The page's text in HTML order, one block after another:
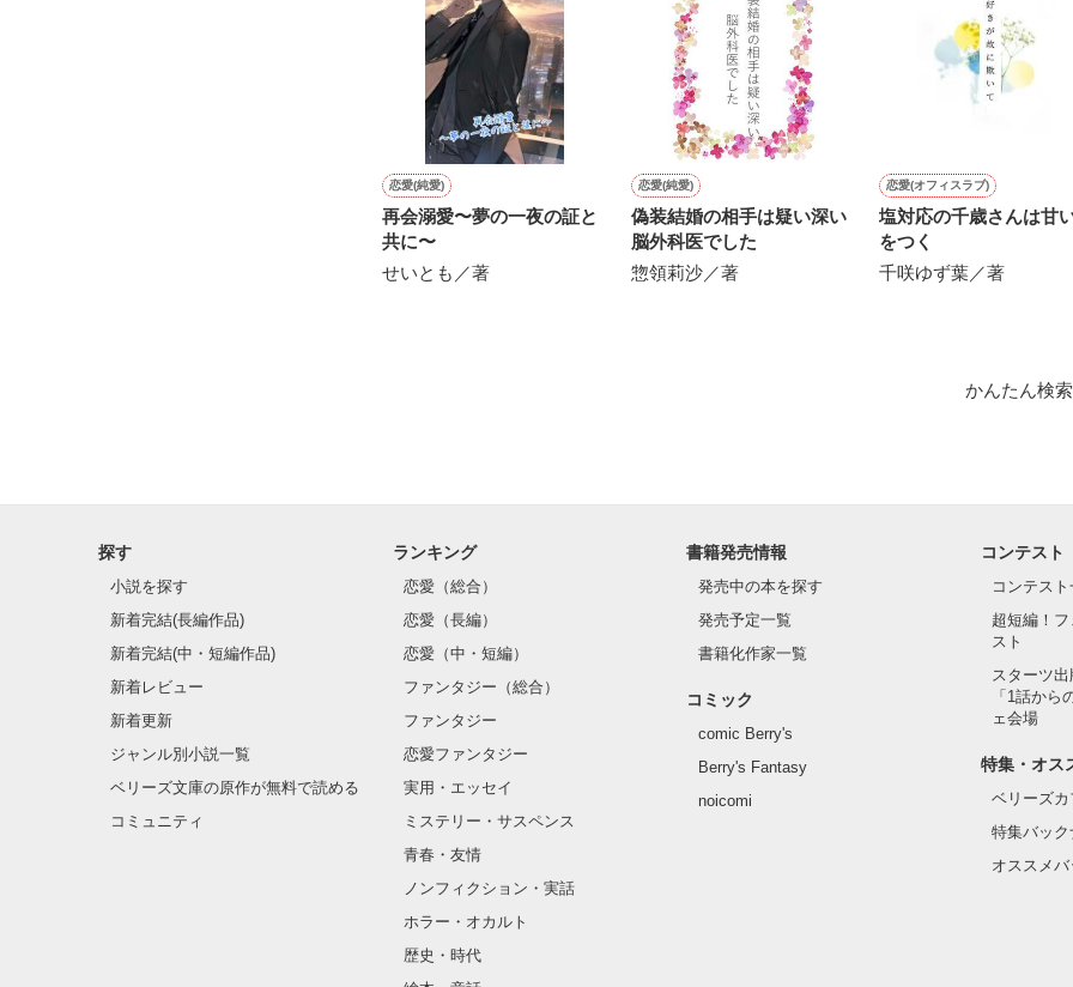
※表紙も作中使用の画像も全てフリー素材です。
※執筆期間2026.6.3〜7.20完結です。
※他サイトさんにて恋愛トレンド1位でした〜良かったら読んで頂けると嬉しいです。
作品を読む
恋愛(純愛)
再会溺愛〜夢の一夜の証と
共に〜
せいとも／著
恋愛(純愛)
偽装結婚の相手は疑い深い
脳外科医でした
惣領莉沙／著
恋愛(オフィスラブ)
塩対応の千歳さんは甘
をつく
千咲ゆず葉／著
かんたん検
探す
小説を探す
新着完結(長編作品)
新着完結(中・短編作品)
新着レビュー
新着更新
ジャンル別小説一覧
ベリーズ文庫の原作が無料で読める
コミュニティ
ランキング
恋愛（総合）
恋愛（長編）
恋愛（中・短編）
ファンタジー（総合）
ファンタジー
恋愛ファンタジー
実用・エッセイ
ミステリー・サスペンス
青春・友情
ノンフィクション・実話
ホラー・オカルト
歴史・時代
書籍発売情報
発売中の本を探す
発売予定一覧
書籍化作家一覧
コミック
comic Berry's
Berry's Fantasy
noicomi
コンテスト
コンテスト
超短編！
スト
スターツ
「1話から
ェ会場
特集・オス
ベリーズ
特集バック
オススメ